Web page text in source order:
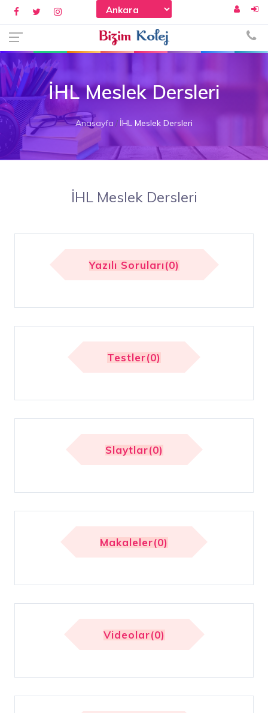
İHL Meslek Dersleri
Anasayfa İHL Meslek Dersleri
İHL Meslek Dersleri
Yazılı Soruları(0)
Testler(0)
Slaytlar(0)
Makaleler(0)
Videolar(0)